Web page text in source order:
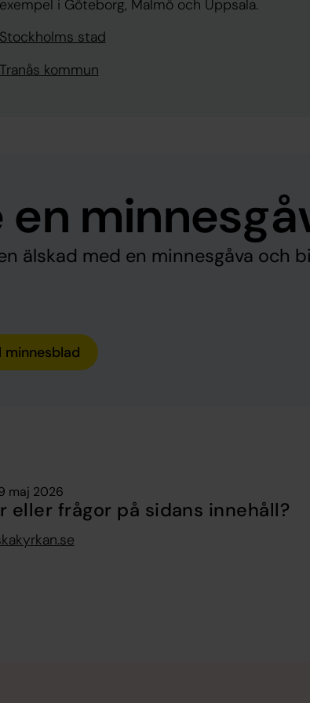
i Göteborg, Malmö och Uppsala.
stad
kommun
en
älskad med en minnesgåva och
minnesblad
maj 2026
eller frågor på sidans innehåll?